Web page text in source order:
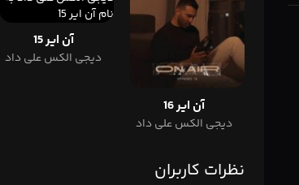
آن ایر 16
دیجی الکس علی داد
آن ایر 15
دیجی الکس علی داد
نظرات کاربران